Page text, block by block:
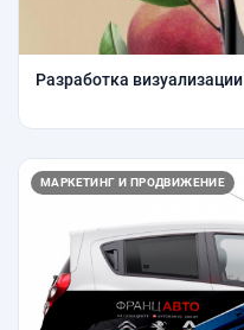
Разработка визуализации
МАРКЕТИНГ И ПРОДВИЖЕНИЕ